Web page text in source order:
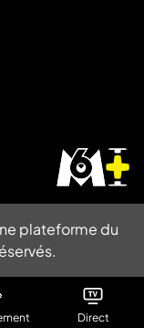
Direct
plateforme du